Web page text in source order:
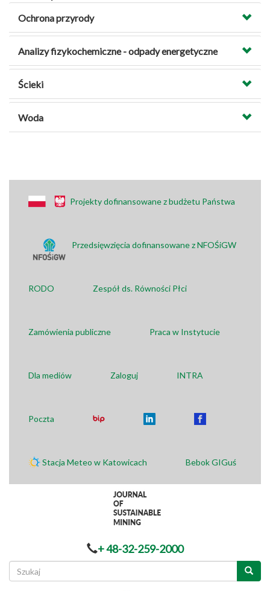
Ochrona przyrody
Analizy fizykochemiczne - odpady energetyczne
Ścieki
Woda
Projekty dofinansowane z budżetu Państwa
Przedsięwzięcia dofinansowane z NFOŚiGW
RODO Zespół ds. Równości Płci
Zamówienia publiczne Praca w Instytucie
Dla mediów Zaloguj INTRA
Poczta
Stacja Meteo w Katowicach Bebok GIGuś
+ 48-32-259-2000
Formularz